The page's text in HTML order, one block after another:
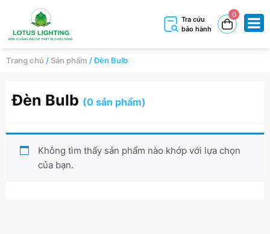
Tra cứu
bảo hành
0
Trang chủ /Sản phẩm /Đèn Bulb
Đèn Bulb (0 sản phẩm)
Không tìm thấy sản phẩm nào khớp với lựa chọn
của bạn.